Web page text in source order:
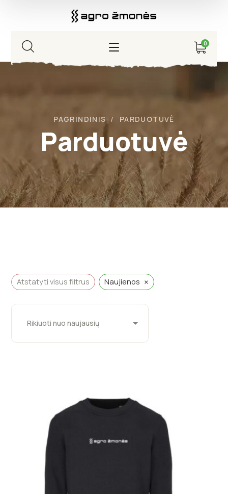
0
Parduotuvė
PAGRINDINIS PARDUOTUVĖ
Atstatyti visus filtrus Naujienos ×